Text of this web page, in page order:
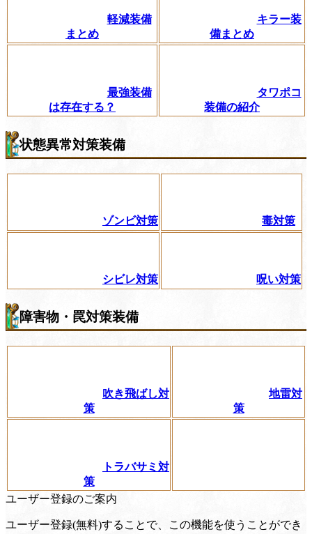
軽減装備
まとめ
キラー装
備まとめ
最強装備
は存在する？
タワポコ
装備の紹介
状態異常対策装備
ゾンビ対策 毒対策
シビレ対策 呪い対策
障害物・罠対策装備
吹き飛ばし対
策
地雷対
策
トラバサミ対
策
ユーザー登録のご案内
ユーザー登録(無料)することで、この機能を使うことができ